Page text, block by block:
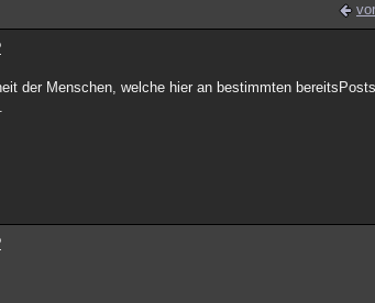
der Menschen, welche hier an bestimmten bereitsPosts